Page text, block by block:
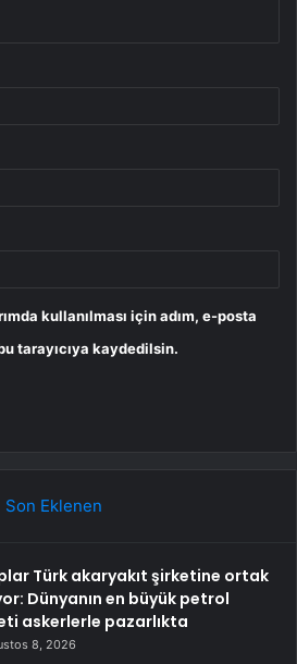
kullanılması için adım, e-posta
tarayıcıya kaydedilsin.
Son Eklenen
Türk akaryakıt şirketine ortak
Dünyanın en büyük petrol
askerlerle pazarlıkta
8, 2026